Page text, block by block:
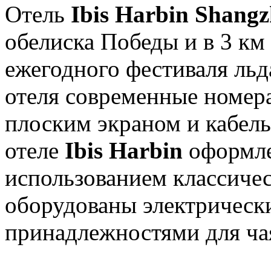
Отель Ibis Harbin
обелиска Победы и в 3 км
ежегодного фестиваля
отеля современные
плоским экраном и
отеле Ibis Harbin
использованием
оборудованы
принадлежностями для